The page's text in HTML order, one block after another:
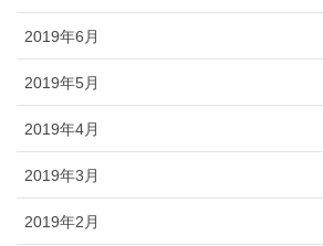
2019年6月
2019年5月
2019年4月
2019年3月
2019年2月